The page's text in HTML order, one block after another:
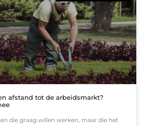
afstand tot de arbeidsmarkt?
die graag willen werken, maar die het